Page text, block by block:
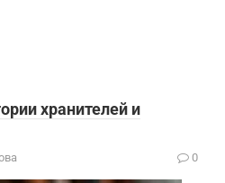
хранителей и
0